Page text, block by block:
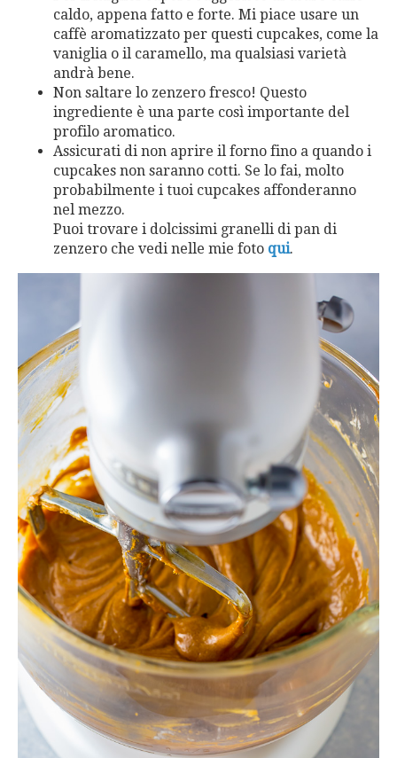
caldo, appena fatto e forte. Mi piace usare un
caffè aromatizzato per questi cupcakes, come la
vaniglia o il caramello, ma qualsiasi varietà
andrà bene.
Non saltare lo zenzero fresco! Questo
ingrediente è una parte così importante del
profilo aromatico.
Assicurati di non aprire il forno fino a quando i
cupcakes non saranno cotti. Se lo fai, molto
probabilmente i tuoi cupcakes affonderanno
nel mezzo.
Puoi trovare i dolcissimi granelli di pan di
zenzero che vedi nelle mie foto qui.